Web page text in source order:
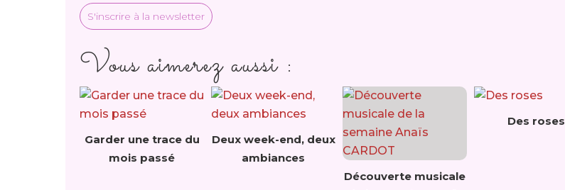
S'inscrire à la newsletter
Vous aimerez aussi :
Garder une trace du
mois passé
Deux week-end, deux
ambiances
Découverte musicale
Des roses